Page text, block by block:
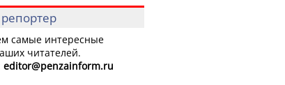
самые интересные
читателей.
editor@penzainform.ru